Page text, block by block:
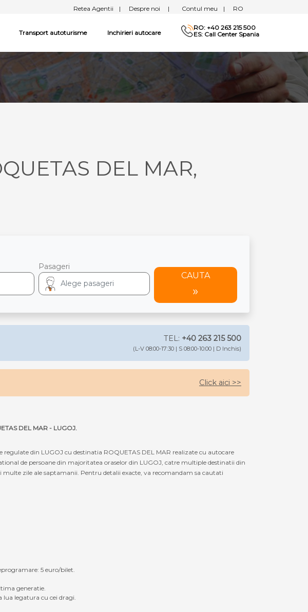
Retea Agentii | Despre noi | Contul meu | RO
Transport autoturisme Inchirieri autocare
RO: +40 263 215 500
ES: Call Center Spania
DEL MAR,
Pasageri
CAUTA
TEL: +40 263 215 500
(L-V 08:00-17:30 | S 08:00-10:00 | D Inchis)
Click aici >>
DEL MAR - LUGOJ.
din LUGOJ cu destinatia ROQUETAS DEL MAR realizate cu autocare
de persoane din majoritatea oraselor din LUGOJ, catre multiple destinatii din
multe zile ale saptamanii. Pentru detalii exacte, va recomandam sa cautati
5 euro/bilet.
generatie.
legatura cu cei dragi.